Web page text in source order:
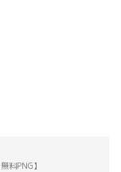
料PNG】